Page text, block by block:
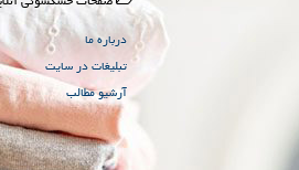
درباره ما
تبلیغات در سایت
آرشیو مطالب